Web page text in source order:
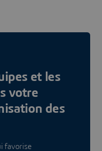
et les
votre
des
favorise